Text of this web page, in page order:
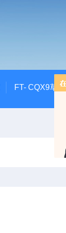
FT- CQX9草